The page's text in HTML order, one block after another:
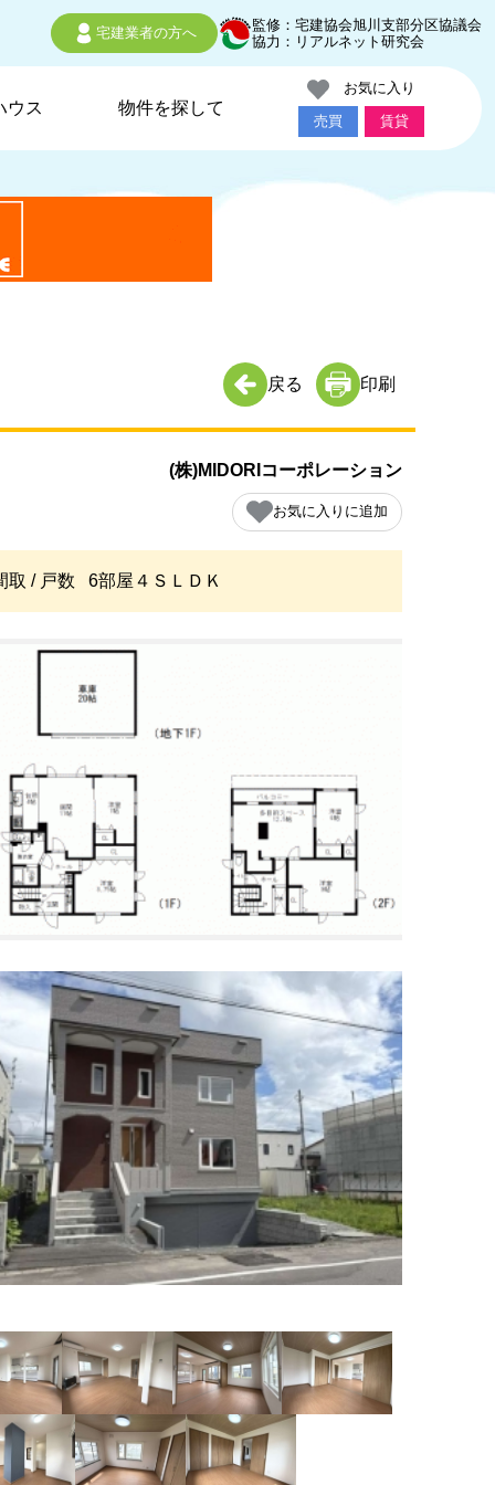
宅建業者の方へ
監修：宅建協会旭川支部分区協議会
協力：リアルネット研究会
ウス 物件を探して
お気に入り
売買
賃貸
戻る 印刷
(株)MIDORIコーポレーション
お気に入りに追加
取 / 戸数 6部屋４ＳＬＤＫ